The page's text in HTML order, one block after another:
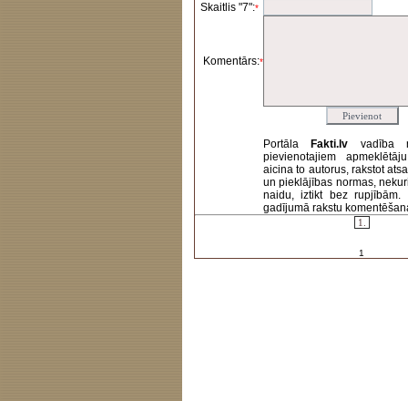
Skaitlis "7":*
Komentārs:*
Portāla Fakti.lv vadība
pievienotajiem
aicina to autorus, rakstot
un pieklājības normas,
naidu, iztikt bez rupjībām.
gadījumā rakstu
1.
1